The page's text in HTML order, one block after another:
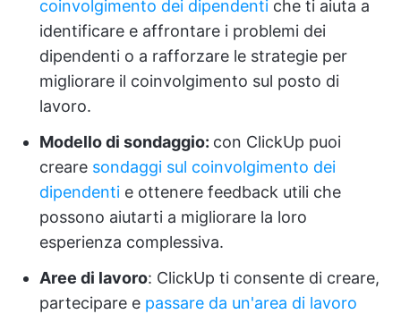
coinvolgimento dei dipendenti che ti aiuta a
identificare e affrontare i problemi dei
dipendenti o a rafforzare le strategie per
migliorare il coinvolgimento sul posto di
lavoro.
Modello di sondaggio: con ClickUp puoi
creare sondaggi sul coinvolgimento dei
dipendenti e ottenere feedback utili che
possono aiutarti a migliorare la loro
esperienza complessiva.
Aree di lavoro: ClickUp ti consente di creare,
partecipare e passare da un'area di lavoro